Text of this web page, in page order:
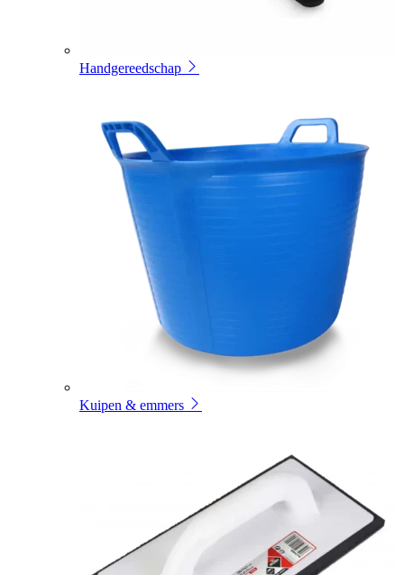
Handgereedschap
Kuipen & emmers